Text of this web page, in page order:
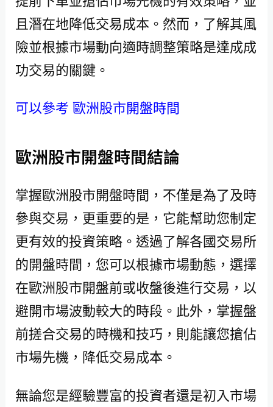
且潛在地降低交易成本。然而，了解其風
險並根據市場動向適時調整策略是達成成
功交易的關鍵。
可以參考 歐洲股市開盤時間
歐洲股市開盤時間結論
掌握歐洲股市開盤時間，不僅是為了及時
參與交易，更重要的是，它能幫助您制定
更有效的投資策略。透過了解各國交易所
的開盤時間，您可以根據市場動態，選擇
在歐洲股市開盤前或收盤後進行交易，以
避開市場波動較大的時段。此外，掌握盤
前搓合交易的時機和技巧，則能讓您搶佔
市場先機，降低交易成本。
無論您是經驗豐富的投資者還是初入市場